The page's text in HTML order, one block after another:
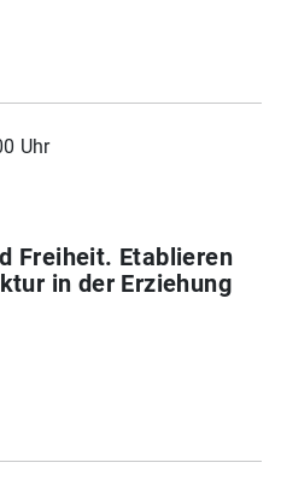
Uhr
Freiheit. Etablieren
in der Erziehung